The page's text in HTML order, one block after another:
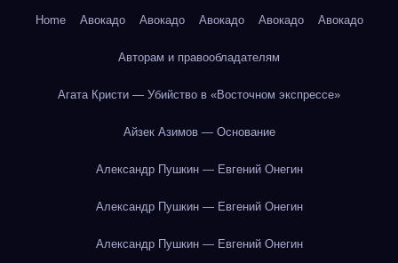
Home Авокадо Авокадо Авокадо Авокадо Авокадо
Авторам и правообладателям
Агата Кристи — Убийство в «Восточном экспрессе»
Айзек Азимов — Основание
Александр Пушкин — Евгений Онегин
Александр Пушкин — Евгений Онегин
Александр Пушкин — Евгений Онегин